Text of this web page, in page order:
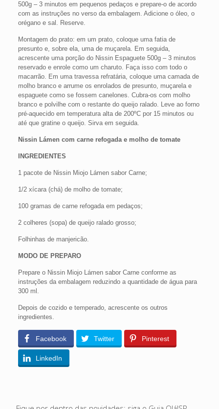
500g – 3 minutos em pequenos pedaços e prepare-o de acordo
com as instruções no verso da embalagem. Adicione o óleo, o
orégano e sal. Reserve.
Montagem do prato: em um prato, coloque uma fatia de
presunto e, sobre ela, uma de muçarela. Em seguida,
acrescente uma porção do Nissin Espaguete 500g – 3 minutos
reservado e enrole como um charuto. Faça isso com todo o
macarrão. Em uma travessa refratária, coloque uma camada de
molho branco e arrume os enrolados de presunto, muçarela e
espaguete como se fossem canelones. Cubra-os com molho
branco e polvilhe com o restante do queijo ralado. Leve ao forno
pré-aquecido em temperatura alta de 200ºC por 15 minutos ou
até que gratine o queijo. Sirva em seguida.
Nissin Lámen com carne refogada e molho de tomate
INGREDIENTES
1 pacote de Nissin Miojo Lámen sabor Carne;
1/2 xícara (chá) de molho de tomate;
100 gramas de carne refogada em pedaços;
2 colheres (sopa) de queijo ralado grosso;
Folhinhas de manjericão.
MODO DE PREPARO
Prepare o Nissin Miojo Lámen sabor Carne conforme as
instruções da embalagem reduzindo a quantidade de água para
300 ml.
Depois de cozido e temperado, acrescente os outros
ingredientes.
Facebook Twitter Pinterest
LinkedIn